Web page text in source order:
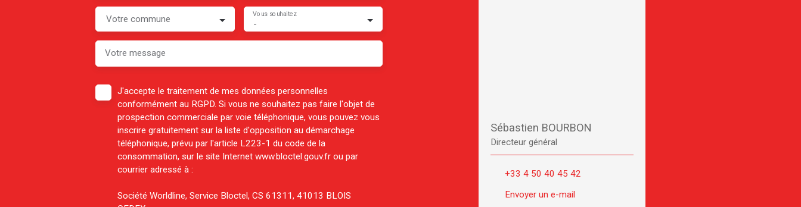
Votre commune -
Vous souhaitez
Votre message
J'accepte le traitement de mes données personnelles
conformément au RGPD. Si vous ne souhaitez pas faire l'objet de
prospection commerciale par voie téléphonique, vous pouvez vous
inscrire gratuitement sur la liste d'opposition au démarchage
téléphonique, prévu par l'article L223-1 du code de la
consommation, sur le site Internet www.bloctel.gouv.fr ou par
courrier adressé à :
Société Worldline, Service Bloctel, CS 61311, 41013 BLOIS
Sébastien BOURBON
Directeur général
+33 4 50 40 45 42
Envoyer un e-mail